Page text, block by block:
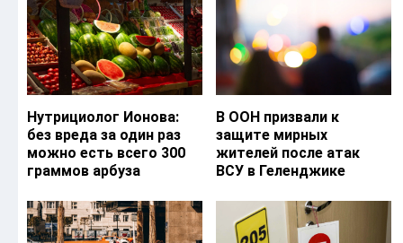
Нутрициолог Ионова:
без вреда за один раз
можно есть всего 300
граммов арбуза
В ООН призвали к
защите мирных
жителей после атак
ВСУ в Геленджике